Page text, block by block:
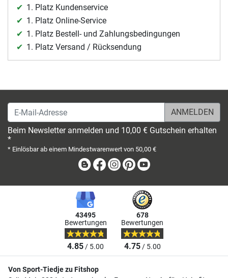
1. Platz Kundenservice
1. Platz Online-Service
1. Platz Bestell- und Zahlungsbedingungen
1. Platz Versand / Rücksendung
E-Mail-Adresse
Beim Newsletter anmelden und 10,00 € Gutschein erhalten
*
* Einlösbar ab einem Mindestwarenwert von 50,00 €
BlogFacebook
Instagram
Pinterest
43495
Bewertungen
4.85/ 5.00
678
Bewertungen
4.75/ 5.00
Von Sport-Tiedje zu Fitshop